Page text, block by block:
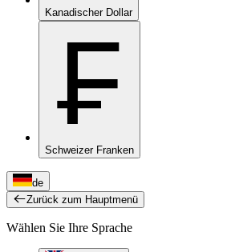
Kanadischer Dollar
₣
Schweizer Franken
de
Zurück zum Hauptmenü
Wählen Sie Ihre Sprache